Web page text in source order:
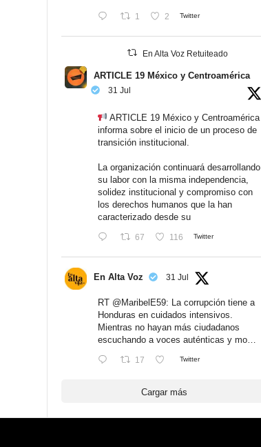
1 2 Twitter
En Alta Voz Retuiteado
ARTICLE 19 México y Centroamérica
31 Jul
ARTICLE 19 México y Centroamérica
informa sobre el inicio de un proceso de
transición institucional.
La organización continuará desarrollando
su labor con la misma independencia,
solidez institucional y compromiso con
los derechos humanos que la han
caracterizado desde su
67 116 Twitter
En Alta Voz 31 Jul
RT @MaribelE59: La corrupción tiene a
Honduras en cuidados intensivos.
Mientras no hayan más ciudadanos
escuchando a voces auténticas y mo…
17 Twitter
Cargar más